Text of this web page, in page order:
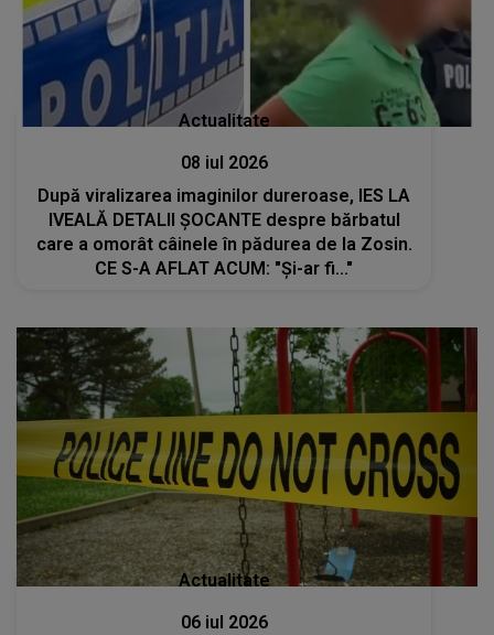
Actualitate
08 iul 2026
După viralizarea imaginilor dureroase, IES LA
IVEALĂ DETALII ȘOCANTE despre bărbatul
care a omorât câinele în pădurea de la Zosin.
CE S-A AFLAT ACUM: "Și-ar fi..."
Actualitate
06 iul 2026